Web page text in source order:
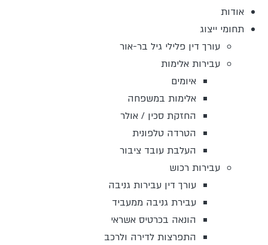
אודות
תחומי ייצוג
עורך דין פלילי גיל בר-אור
עבירות אלימות
איומים
אלימות במשפחה
החזקת סכין / אולר
הטרדה טלפונית
העלבת עובד ציבור
עבירות רכוש
עורך דין עבירות גניבה
עבירת גניבה ממעביד
הונאה בכרטיס אשראי
התפרצות לדירה ולרכב